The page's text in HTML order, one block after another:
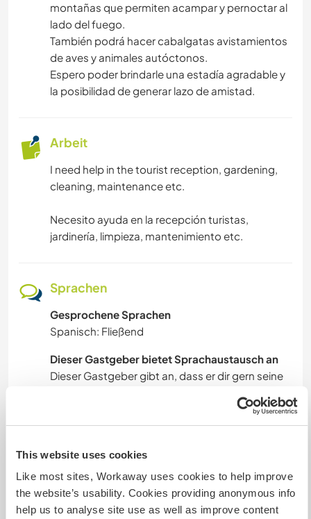
This website uses cookies
Like most sites, Workaway uses cookies to help improve
the website’s usability. Cookies providing anonymous info
help us to analyse site use as well as improve content
montañas que permiten acampar y pernoctar al
lado del fuego.
También podrá hacer cabalgatas avistamientos
de aves y animales autóctonos.
Espero poder brindarle una estadía agradable y
la posibilidad de generar lazo de amistad.
Arbeit
I need help in the tourist reception, gardening,
cleaning, maintenance etc.
Necesito ayuda en la recepción turistas,
jardinería, limpieza, mantenimiento etc.
Sprachen
Gesprochene Sprachen
Spanisch: Fließend
Dieser Gastgeber bietet Sprachaustausch an
Dieser Gastgeber gibt an, dass er dir gern seine
Bitte wende dich direkt an ihn, um weitere
Unterkunft